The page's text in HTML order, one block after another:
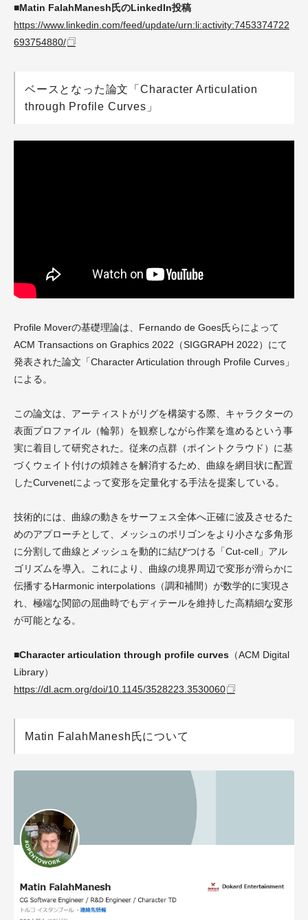
■Matin FalahManesh氏のLinkedIn投稿
https://www.linkedin.com/feed/update/urn:li:activity:7453374722
693754880/
ベースとなった論文「Character Articulation
through Profile Curves」
Profile Moverの基礎理論は、Fernando de Goes氏らによって
ACM Transactions on Graphics 2022（SIGGRAPH 2022）にて
発表された論文「Character Articulation through Profile Curves」
による。
この論文は、アーティストがリグを構築する際、キャラクターの
表面プロファイル（輪郭）を観察しながら作業を進めるという事
実に着目して研究された。従来の点群（ポイントクラウド）に基
づくウェイト付けの煩雑さを解消するため、曲線を網目状に配置
したCurvenetによって変形を定量化する手法を提案している。
技術的には、曲線の動きをサーフェス全体へ正確に波及させるた
めのアプローチとして、メッシュのポリゴンをより小さな多角形
に分割して曲線とメッシュを動的に結びつける「Cut-cell」アル
ゴリズムを導入。これにより、曲線の境界周辺で変形が滑らかに
伝播するHarmonic interpolations（調和補間）が数学的に実現さ
れ、極端な関節の屈曲時でもディテールを維持した高精細な変形
が可能となる。
■Character articulation through profile curves （ACM Digital
Library）
https://dl.acm.org/doi/10.1145/3528223.3530060
Matin FalahManesh氏について